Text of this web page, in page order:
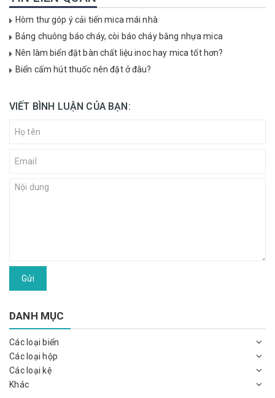
Hòm thư góp ý cải tiến mica mái nhà
Bảng chuông báo cháy, còi báo cháy bằng nhựa mica
Nên làm biển đặt bàn chất liệu inoc hay mica tốt hơn?
Biển cấm hút thuốc nên đặt ở đâu?
VIẾT BÌNH LUẬN CỦA BẠN:
Gửi
DANH MỤC
Các loại biển
Các loại hộp
Các loại kệ
Khác